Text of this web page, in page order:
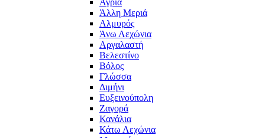
Άλλη Μεριά
Αλμυρός
Άνω Λεχώνια
Αργαλαστή
Βελεστίνο
Βόλος
Γλώσσα
Διμήνι
Ευξεινούπολη
Ζαγορά
Κανάλια
Κάτω Λεχώνια